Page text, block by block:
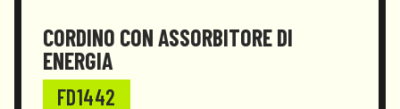
CORDINO CON ASSORBITORE DI
ENERGIA
FD1442